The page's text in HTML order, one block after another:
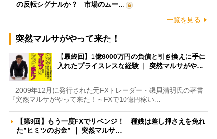
の反転シグナルか？ 市場のムー…
一覧を見る
突然マルサがやって来た！
【最終回】1億6000万円の負債と引き換えに手に
入れたプライスレスな経験 ｜ 突然マルサがや…
2009年12月に発行された元FXトレーダー・磯貝清明氏の著書
『突然マルサがやって来た！～FXで10億円稼い…
【第9回】もう一度FXでリベンジ！ 種銭は差し押さえを免れ
た”ヒミツのお金” ｜ 突然マルサ…